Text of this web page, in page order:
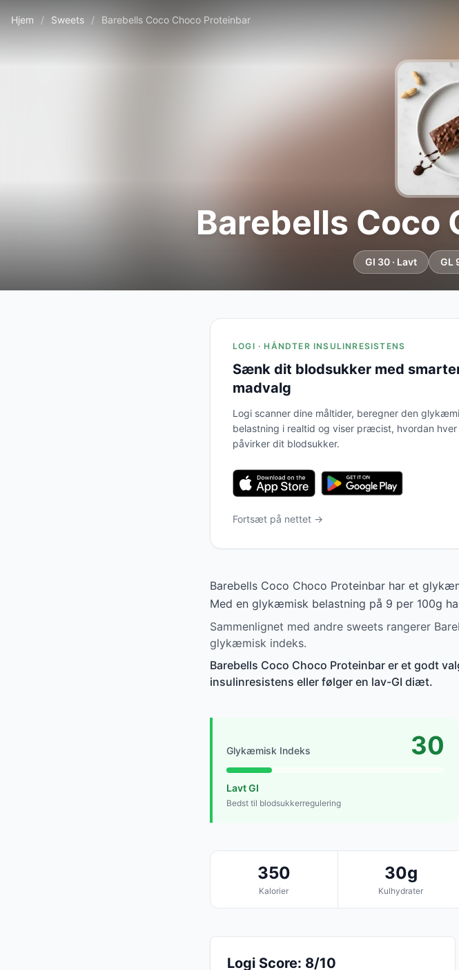
Hjem / Sweets / Barebells Coco Choco Proteinbar
Barebells Coco
GI 30 · Lavt GL
LOGI · HÅNDTER INSULINRESISTENS
Sænk dit blodsukker med
madvalg
Logi scanner dine måltider, beregner den
belastning i realtid og viser præcist, hvordan hver
påvirker dit blodsukker.
Fortsæt på nettet →
Barebells Coco Choco Proteinbar har et
Med en glykæmisk belastning på 9 per 100g
Sammenlignet med andre sweets rangerer
glykæmisk indeks.
Barebells Coco Choco Proteinbar er et godt
insulinresistens eller følger en lav-GI diæt.
Glykæmisk Indeks 30
Lavt GI
Bedst til blodsukkerregulering
350
Kalorier
30g
Kulhydrater
Logi Score: 8/10